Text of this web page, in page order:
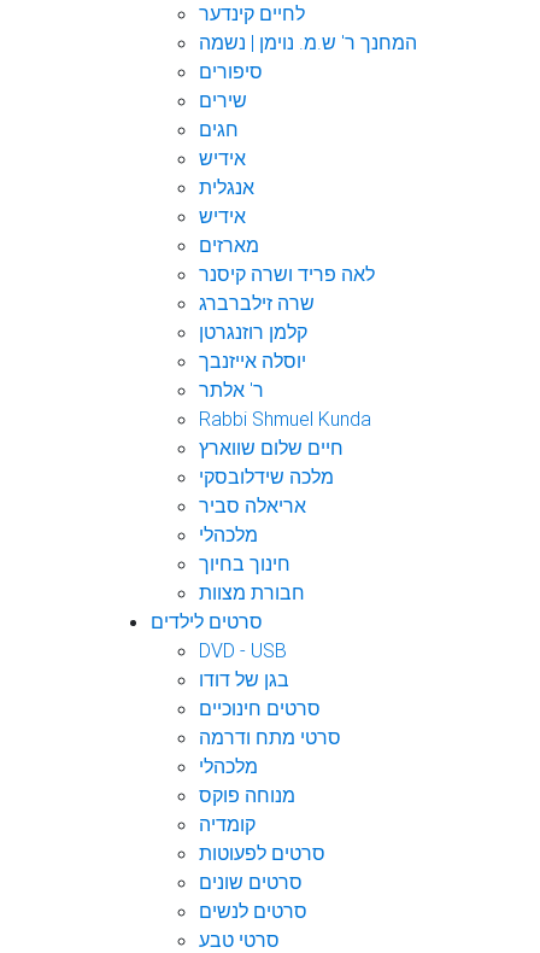
לחיים קינדער
המחנך ר' ש.מ. נוימן | נשמה
סיפורים
שירים
חגים
אידיש
אנגלית
אידיש
מארזים
לאה פריד ושרה קיסנר
שרה זילברברג
קלמן רוזנגרטן
יוסלה אייזנבך
ר' אלתר
Rabbi Shmuel Kunda
חיים שלום שווארץ
מלכה שידלובסקי
אריאלה סביר
מלכהלי
חינוך בחיוך
חבורת מצוות
סרטים לילדים
DVD - USB
בגן של דודו
סרטים חינוכיים
סרטי מתח ודרמה
מלכהלי
מנוחה פוקס
קומדיה
סרטים לפעוטות
סרטים שונים
סרטים לנשים
סרטי טבע